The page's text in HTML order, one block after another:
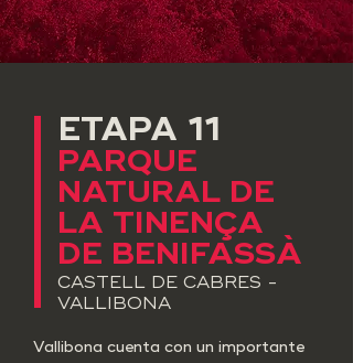
ETAPA 11
PARQUE
NATURAL DE
LA TINENÇA
DE BENIFASSÀ
CASTELL DE CABRES -
VALLIBONA
Vallibona cuenta con un importante